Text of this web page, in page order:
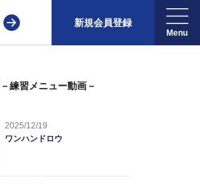
新規会員登録
－練習メニュー動画－
2025/12/19
ワンハンドロウ